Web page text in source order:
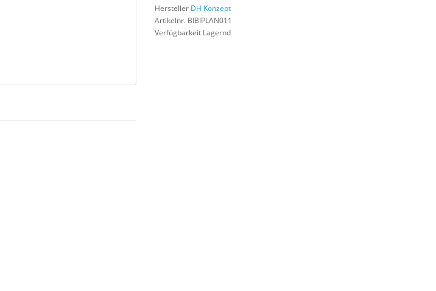
Hersteller DH Konzept
Artikelnr. BIBIPLAN011
Verfügbarkeit Lagernd